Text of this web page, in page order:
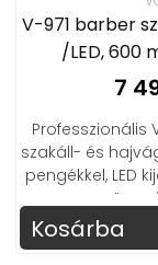
V-971 barber
/LED, 600
7 490
Professzionális
szakáll- és hajvágó
pengékkel, LED
Kosárba